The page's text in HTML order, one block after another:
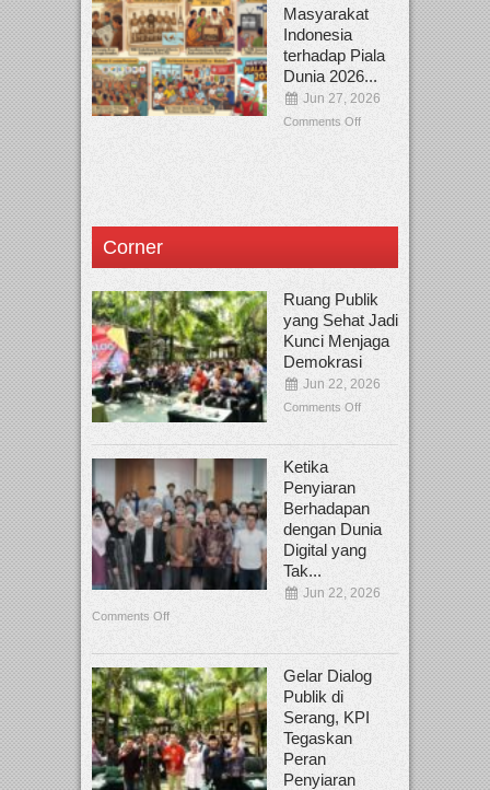
Masyarakat
Indonesia
terhadap Piala
Dunia 2026...
Jun 27, 2026
Comments Off
Corner
Ruang Publik
yang Sehat Jadi
Kunci Menjaga
Demokrasi
Jun 22, 2026
Comments Off
Ketika
Penyiaran
Berhadapan
dengan Dunia
Digital yang
Tak...
Jun 22, 2026
Comments Off
Gelar Dialog
Publik di
Serang, KPI
Tegaskan
Peran
Penyiaran